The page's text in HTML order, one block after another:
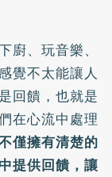
、玩音樂、
覺不太能讓人
回饋，也就是
在心流中處理
僅擁有清楚的
提供回饋，讓